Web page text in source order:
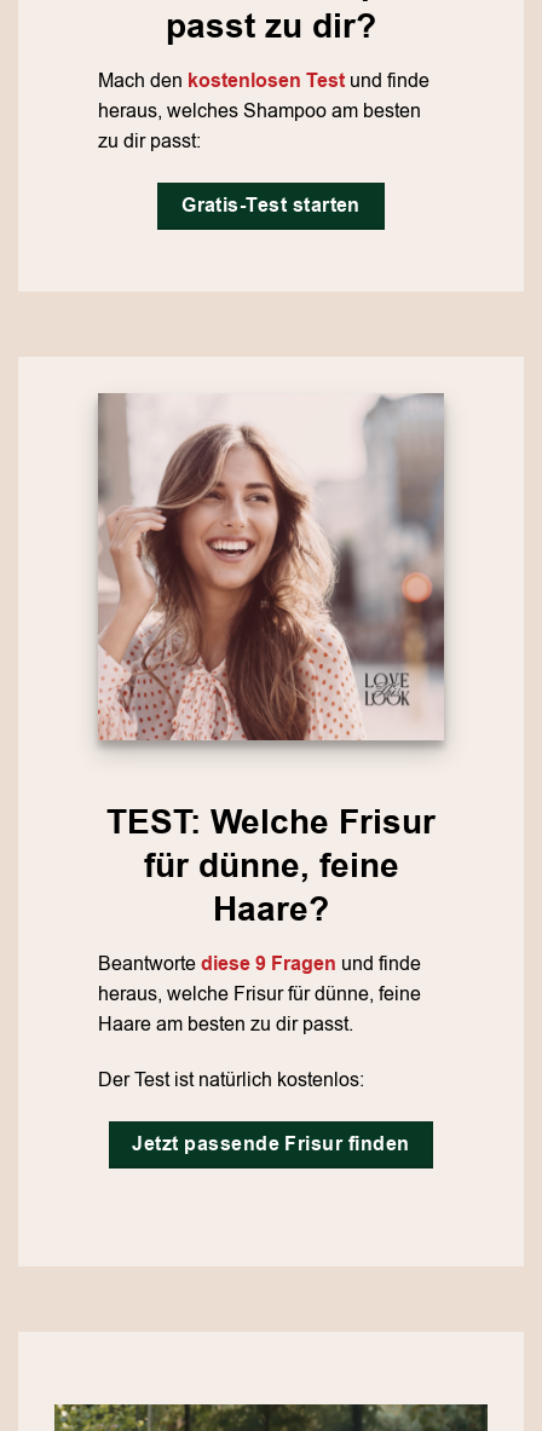
passt zu dir?
Mach den kostenlosen Testund finde
heraus, welches Shampoo am besten
zu dir passt:
Gratis-Test starten
TEST: Welche Frisur
für dünne, feine
Haare?
Beantwortediese 9 Fragen und finde
heraus, welche Frisur für dünne, feine
Haare am besten zu dir passt.
Der Test ist natürlich kostenlos:
Jetzt passende Frisur finden